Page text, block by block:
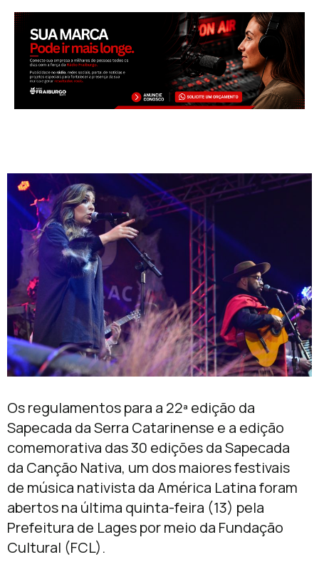
Os regulamentos para a 22ª edição da
Sapecada da Serra Catarinense e a edição
comemorativa das 30 edições da Sapecada
da Canção Nativa, um dos maiores festivais
de música nativista da América Latina foram
abertos na última quinta-feira (13) pela
Prefeitura de Lages por meio da Fundação
Cultural (FCL).